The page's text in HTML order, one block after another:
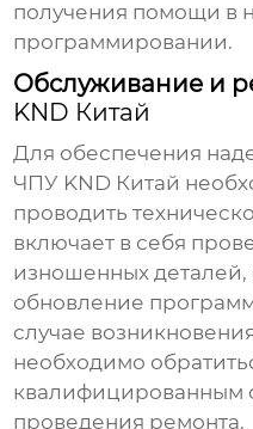
получения помощи в
программировании.
Обслуживание и
KND Китай
Для обеспечения
ЧПУ KND Китай
проводить
включает в себя
изношенных деталей,
обновление
случае
необходимо
квалифицированным
проведения ремонта.